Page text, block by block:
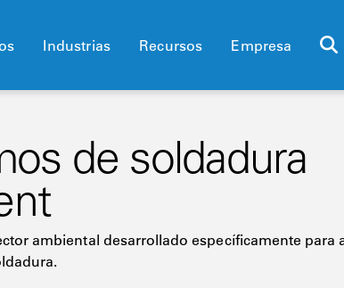
Industrias Recursos Empresa
de soldadura
ambiental desarrollado específicamente para